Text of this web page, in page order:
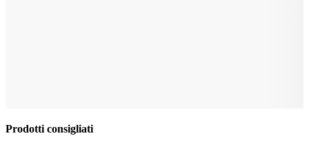
Prodotti consigliati